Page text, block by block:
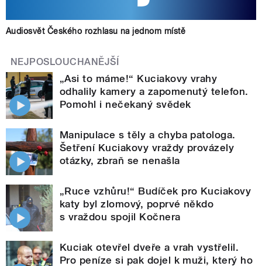
Audiosvět Českého rozhlasu na jednom místě
NEJPOSLOUCHANĚJŠÍ
„Asi to máme!“ Kuciakovy vrahy
odhalily kamery a zapomenutý telefon.
Pomohl i nečekaný svědek
Manipulace s těly a chyba patologa.
Šetření Kuciakovy vraždy provázely
otázky, zbraň se nenašla
„Ruce vzhůru!“ Budíček pro Kuciakovy
katy byl zlomový, poprvé někdo
s vraždou spojil Kočnera
Kuciak otevřel dveře a vrah vystřelil.
Pro peníze si pak dojel k muži, který ho